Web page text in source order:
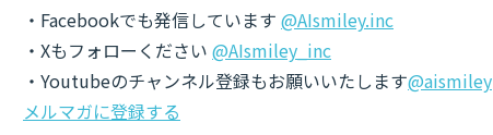
・Facebookでも発信しています @AIsmiley.inc
・Xもフォローください @AIsmiley_inc
・Youtubeのチャンネル登録もお願いいたします@aismiley
メルマガに登録する